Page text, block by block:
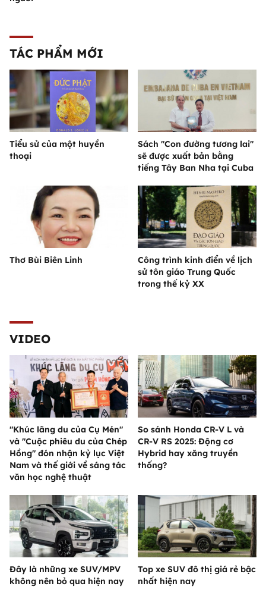
TÁC PHẨM MỚI
Tiểu sử của một huyền
thoại
Sách "Con đường tương lai"
sẽ được xuất bản bằng
tiếng Tây Ban Nha tại Cuba
Thơ Bùi Biên Linh
Công trình kinh điển về lịch
sử tôn giáo Trung Quốc
trong thế kỷ XX
VIDEO
"Khúc lãng du của Cụ Mén"
và "Cuộc phiêu du của Chép
Hồng" đón nhận kỷ lục Việt
Nam và thế giới về sáng tác
văn học nghệ thuật
So sánh Honda CR-V L và
CR-V RS 2025: Động cơ
Hybrid hay xăng truyền
thống?
Đây là những xe SUV/MPV
không nên bỏ qua hiện nay
Top xe SUV đô thị giá rẻ bậc
nhất hiện nay